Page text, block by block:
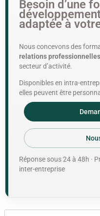
Besoin d’une
adaptée à
Nous concevons des
relations professionnelles
secteur d’activité.
Disponibles en intra-
elles peuvent être
Réponse sous 24 à 48h ·
inter-entreprise